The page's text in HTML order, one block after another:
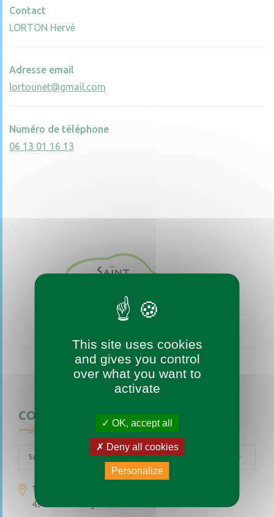
Contact
LORTON Hervé
Adresse email
lortounet@gmail.com
Numéro de téléphone
06 13 01 16 13
CONTACTEZ-NOUS
Saint-Augustin-des-Bois
1 place de l’église
49170 Saint-Augustin-des-Bois
This site uses cookies
and gives you control
over what you want to
activate
OK, accept all
Deny all cookies
Personalize